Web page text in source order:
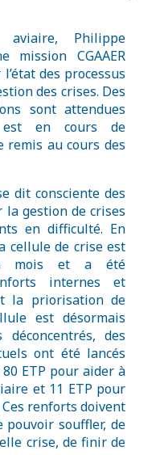
Philippe
mission CGAAER
des processus
des crises. Des
sont attendues
en cours de
au cours des
dit consciente des
gestion de crises
en difficulté. En
cellule de crise est
mois et a été
internes et
la priorisation de
est désormais
des
ont été lancés
ETP pour aider à
et 11 ETP pour
renforts doivent
pouvoir souffler, de
crise, de finir de